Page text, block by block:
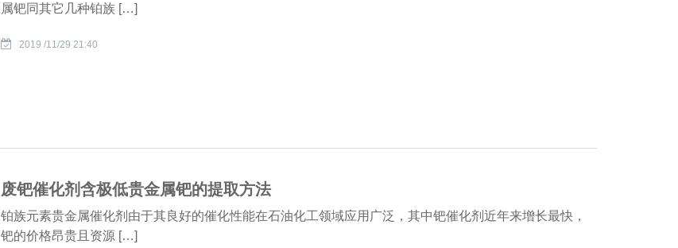
属钯同其它几种铂族 […]
2019 /11/29 21:40
废钯催化剂含极低贵金属钯的提取方法
铂族元素贵金属催化剂由于其良好的催化性能在石油化工领域应用广泛，其中钯催化剂近年来增长最快，
钯的价格昂贵且资源 […]